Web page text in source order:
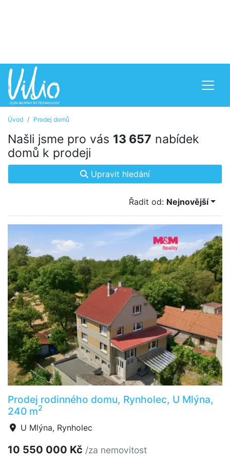
Úvod Prodej domů
Našli jsme pro vás 13 657 nabídek
domů k prodeji
Upravit hledání
Řadit od: Nejnovější
Prodej rodinného domu, Rynholec, U Mlýna,
240 m2
U Mlýna, Rynholec
10 550 000 Kč /za nemovitost